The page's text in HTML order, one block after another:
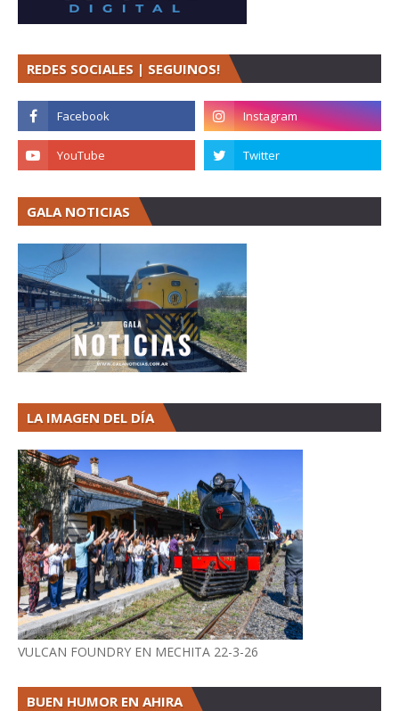
REDES SOCIALES | SEGUINOS!
GALA NOTICIAS
LA IMAGEN DEL DÍA
VULCAN FOUNDRY EN MECHITA 22-3-26
BUEN HUMOR EN AHIRA